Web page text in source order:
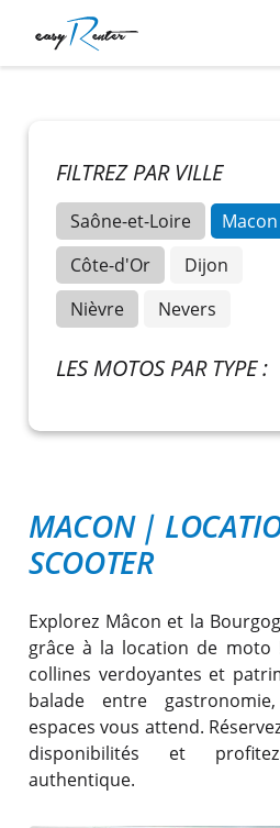
FILTREZ PAR VILLE
Saône-et-Loire
Macon
Côte-d'Or
Dijon
Nièvre
Nevers
LES MOTOS PAR TYPE :
MACON |
SCOOTER
Explorez Mâcon et la
grâce à la location de moto
collines verdoyantes et
balade entre
espaces vous attend.
disponibilités et
authentique.